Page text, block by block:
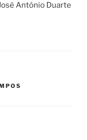
António Duarte